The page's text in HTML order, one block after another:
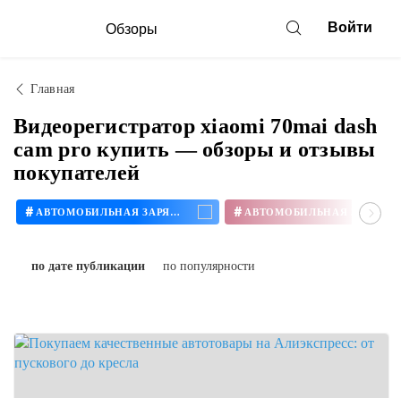
Обзоры Войти
Главная
Видеорегистратор xiaomi 70mai dash
cam pro купить — обзоры и отзывы
покупателей
# АВТОМОБИЛЬНАЯ ЗАРЯДКА #
по дате публикации по популярности